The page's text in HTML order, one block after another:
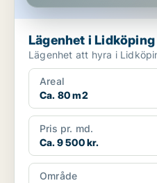
Lägenhet i Lidköping
Areal
Ca. 80 m2
Pris pr. md.
Ca. 9 500 kr.
Område